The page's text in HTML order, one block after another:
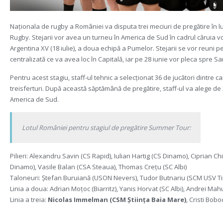
Naționala de rugby a României va disputa trei meciuri de pregătire în
Rugby. Stejarii vor avea un turneu în America de Sud în cadrul căruia
Argentina XV (18 iulie), a doua echipă a Pumelor. Stejarii se vor reuni
centralizată ce va avea loc în Capitală, iar pe 28 iunie vor pleca spre
Pentru acest stagiu, staff-ul tehnic a selecționat 36 de jucători dintre
treisferturi. După această săptămână de pregătire, staff-ul va alege
America de Sud.
Lotul României pentru stagiul de pregătire Summer Tour:
Pilieri: Alexandru Savin (CS Rapid), Iulian Hartig (CS Dinamo), Ciprian
Dinamo), Vasile Balan (CSA Steaua), Thomas Crețu (SC Albi)
Taloneuri: Ștefan Buruiană (USON Nevers), Tudor Butnariu (SCM USV
Linia a doua: Adrian Moțoc (Biarritz), Yanis Horvat (SC Albi), Andrei
Linia a treia: Nicolas Immelman (CSM Știința Baia Mare), Cristi